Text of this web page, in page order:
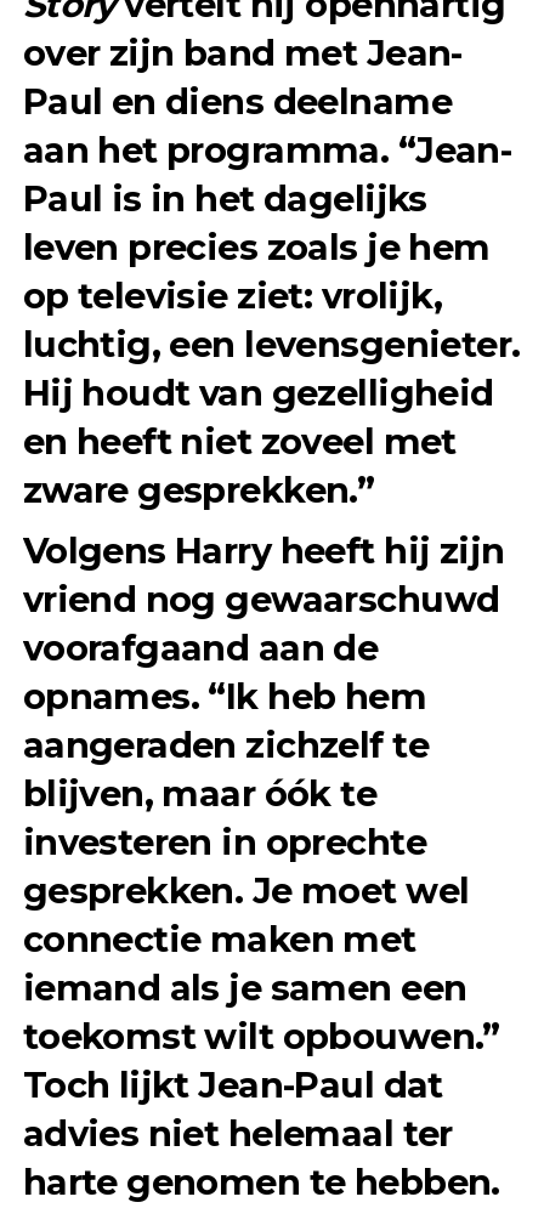
over zijn band met Jean-
Paul en diens deelname
aan het programma. “Jean-
Paul is in het dagelijks
leven precies zoals je hem
op televisie ziet: vrolijk,
luchtig, een levensgenieter.
Hij houdt van gezelligheid
en heeft niet zoveel met
zware gesprekken.”
Volgens Harry heeft hij zijn
vriend nog gewaarschuwd
voorafgaand aan de
opnames. “Ik heb hem
aangeraden zichzelf te
blijven, maar óók te
investeren in oprechte
gesprekken. Je moet wel
connectie maken met
iemand als je samen een
toekomst wilt opbouwen.”
Toch lijkt Jean-Paul dat
advies niet helemaal ter
harte genomen te hebben.